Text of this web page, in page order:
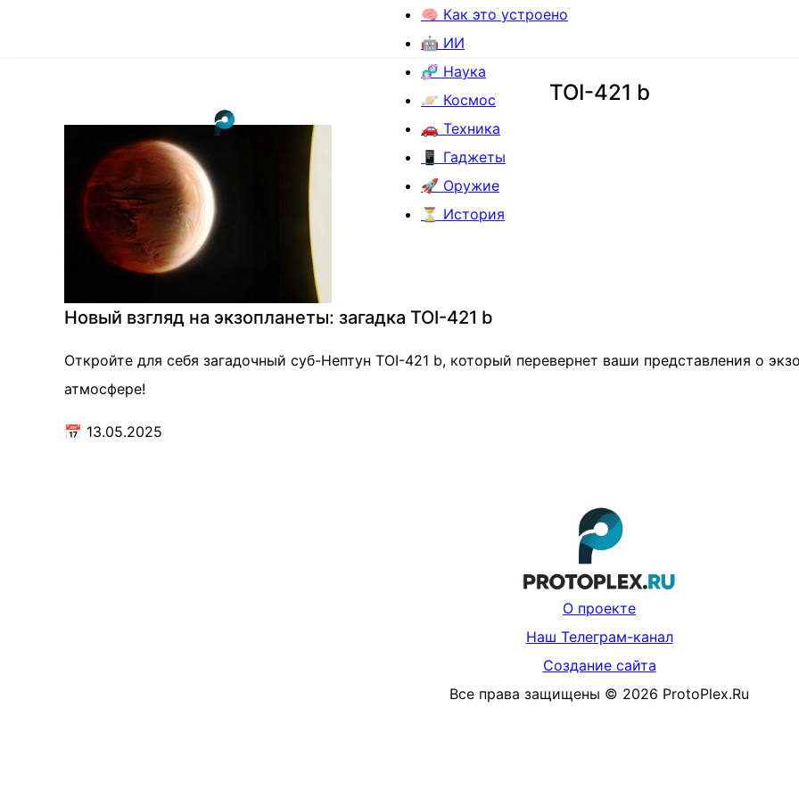
🧠 Как это устроено
🤖 ИИ
🧬 Наука
🪐 Космос
🚗 Техника
📱 Гаджеты
🚀 Оружие
⏳ История
TOI-421 b
Новый взгляд на экзопланеты: загадка TOI-421 b
Откройте для себя загадочный суб-Нептун TOI-421 b, который перевернет ваши представления о
атмосфере!
📅 13.05.2025
О проекте
Наш Телеграм-канал
Создание сайта
Все права защищены © 2026 ProtoPlex.Ru